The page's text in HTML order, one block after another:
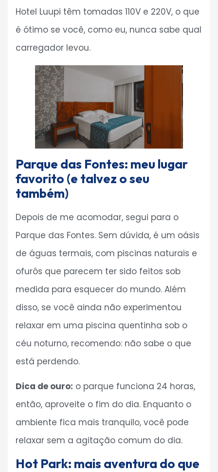
Hotel Luupi têm tomadas 110V e 220V, o que
é ótimo se você, como eu, nunca sabe qual
carregador levou.
Parque das Fontes: meu lugar
favorito (e talvez o seu
também)
Depois de me acomodar, segui para o
Parque das Fontes. Sem dúvida, é um oásis
de águas termais, com piscinas naturais e
ofurôs que parecem ter sido feitos sob
medida para esquecer do mundo. Além
disso, se você ainda não experimentou
relaxar em uma piscina quentinha sob o
céu noturno, recomendo: não sabe o que
está perdendo.
Dica de ouro: o parque funciona 24 horas,
então, aproveite o fim do dia. Enquanto o
ambiente fica mais tranquilo, você pode
relaxar sem a agitação comum do dia.
Hot Park: mais aventura do que